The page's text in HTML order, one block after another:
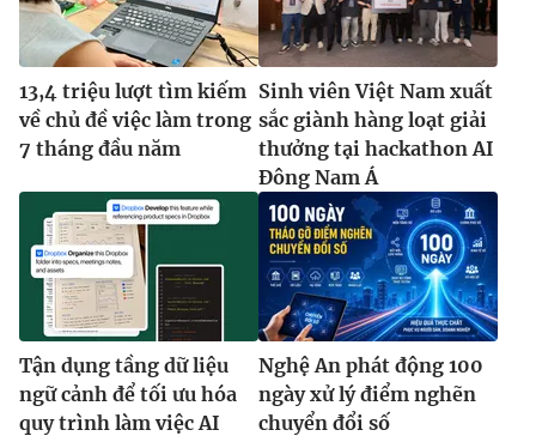
13,4 triệu lượt tìm kiếm
về chủ đề việc làm trong
7 tháng đầu năm
Sinh viên Việt Nam xuất
sắc giành hàng loạt giải
thưởng tại hackathon AI
Đông Nam Á
Tận dụng tầng dữ liệu
ngữ cảnh để tối ưu hóa
quy trình làm việc AI
Nghệ An phát động 100
ngày xử lý điểm nghẽn
chuyển đổi số